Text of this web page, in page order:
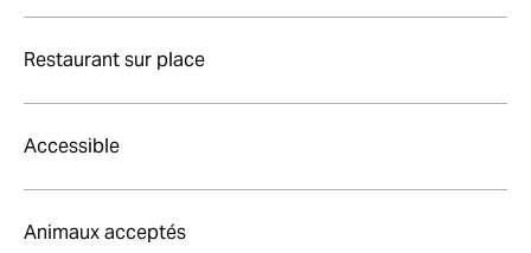
Restaurant sur place
Accessible
Animaux acceptés